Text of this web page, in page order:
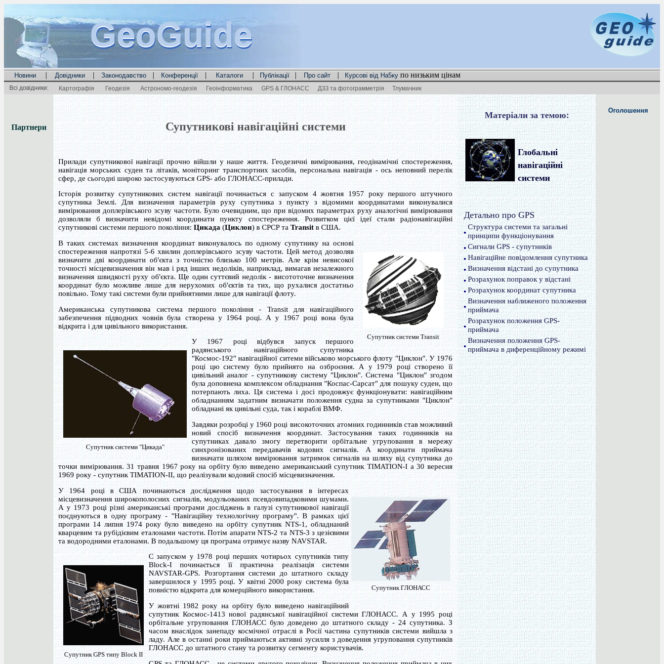
GeoGuide
GeoGuide
GeoGuide
Новини | Довідники | Законодавство | Конференції | Каталоги | Публікації | Про сайт | Курсові від На5ку по низьким цінам
Всі довідники: Картографія Геодезія Астрономо-геодезія Геоінформатика GPS & ГЛОНАСС ДЗЗ та фотограмметрія Тлумачник
Партнери Супутникові навігаційні системи
Прилади супутникової навігації прочно війшли у наше життя. Геодезичні вимірювання, геодінамічні спостереження,
навігація морських суден та літаків, моніторинг транспортних засобів, персональна навігація - ось неповний перелік
сфер, де сьогодні широко застосувуються GPS- або ГЛОНАСС-прилади.
Історія розвитку супутникових систем навігації починається с запуском 4 жовтня 1957 року першого штучного
супутника Землі. Для визначення параметрів руху супутника з пункту з відомими координатами виконувалися
вимірювання доплерівського зсуву частоти. Було очевидним, що при відомих параметрах руху аналогічні вимірювання
дозволяли б визначити невідомі координати пункту спостереження. Розвитком цієї ідеї стали радіонавігаційні
супутникові системи першого покоління: Цикада (Циклон) в СРСР та Transit в США.
Супутник системи Transit
В таких системах визначення координат виконувалось по одному супутнику на основі
спостереження напротязі 5-6 хвилин доплерівського зсуву частоти. Цей метод дозволяв
визначити дві координати об'єкта з точністю близько 100 метрів. Але крім невисокої
точності місцевизначення він мав і ряд інших недоліків, наприклад, вимагав незалежного
визначення швидкості руху об'єкта. Ще один суттєвий недолік - висототочне визначення
координат було можливе лише для нерухомих об'єктів та тих, що рухалися достатньо
повільно. Тому такі системи були прийнятними лише для навігації флоту.
Американська супутникова система першого покоління - Transit для навігаційного
забезпечення підводних човнів була створена у 1964 році. А у 1967 році вона була
відкрита і для цивільного використання.
Супутник системи "Цикада"
У 1967 році відбувся запуск першого
радянського навігаційного супутника
"Космос-192" навігаційної ситеми військово морського флоту "Циклон". У 1976
році цю систему було прийнято на озброєння. А у 1979 році створено її
цивільний аналог - супутникову систему "Циклон". Система "Циклон" згодом
була доповнена комплексом обладнання "Коспас-Сарсат" для пошуку суден, що
потерпають лиха. Ця система і досі продовжує функціонувати: навігаційним
обладнанням задатним визначати положення судна за супутниками "Циклон"
обладнані як цивільні суда, так і кораблі ВМФ.
Завдяки розробці у 1960 році високоточних атомних годинників став можливий
новий спосіб визначення координат. Застосування таких годинників на
супутниках давало змогу перетворити орбітальне угруповання в мережу
синхронізованих передавачів кодових сигналів. А координати приймача
визначати шляхом вимірювання затримок сигналів на шляху від супутника до
точки вимірювання. 31 травня 1967 року на орбіту було виведено американський супутник TIMATION-I а 30 вересня
1969 року - супутник TIMATION-II, що реалізували кодовий спосіб місцевизначення.
Супутник ГЛОНАСС
У 1964 році в США починаються дослідження щодо застосування в інтересах
місцевизначення широкополосних сигналів, модульованих псевдовипадковими шумами.
А у 1973 році різні американські програми досліджень в галузі супутникової навігації
поєднуються в одну програму - "Навігаційну технологічну програму". В рамках цієї
програми 14 липня 1974 року було виведено на орбіту супутник NTS-1, обладнаний
кварцевим та рубідієвим еталонами частоти. Потім апарати NTS-2 та NTS-3 з цезієвими
та водородними еталонами. В подальшому ця програма отримує назву NAVSTAR.
Супутник GPS типу Block II
С запуском у 1978 році перших чотирьох супутників типу
Block-I починається її практична реалізація системи
NAVSTAR-GPS. Розгортання системи до штатного складу
завершилося у 1995 році. У квітні 2000 року система була
повністю відкрита для комерційного використання.
У жовтні 1982 року на орбіту було виведено навігаційний
супутник Космос-1413 нової радянської навігаційної системи ГЛОНАСС. А у 1995 році
орбітальне угруповання ГЛОНАСС було доведено до штатного складу - 24 супутника. З
часом внаслідок занепаду космічної отраслі в Росії частина супутників системи вийшла з
ладу. Але в останні роки приймаються активні зусилля з доведення угруповання супутників
ГЛОНАСС до штатного стану та розвитку сегменту користувачів.
Матеріали за темою:
Глобальні
навігаційні
системи
Детально про GPS
Структура системи та загальні
принципи функціонування
Сигнали GPS - супутників
Навігаційне повідомлення супутника
Визначення відстані до супутника
Розрахунок поправок у відстані
Розрахунок координат супутника
Визначення наближеного положення
приймача
Розрахунок положення GPS-
приймача
Визначення положення GPS-
приймача в диференційному режимі
Оголошення